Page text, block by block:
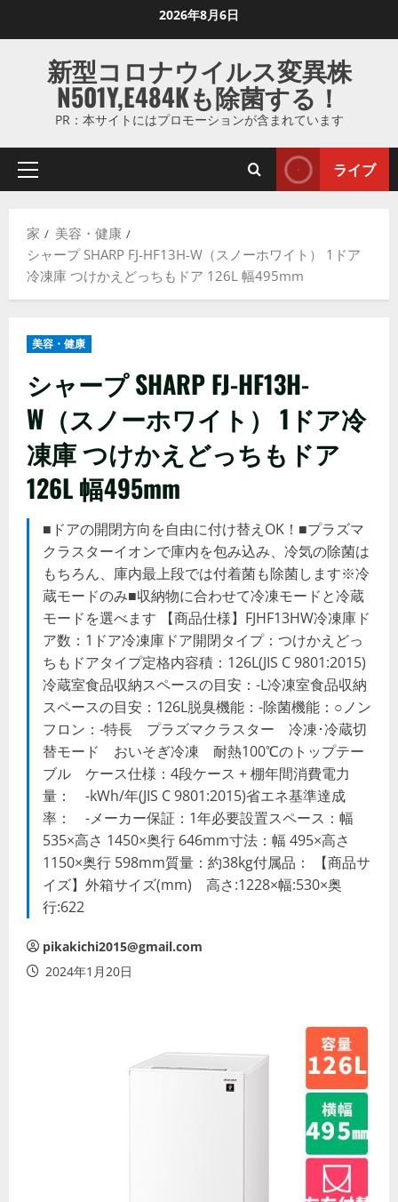
ス
ッ
2026年8月6日
新型コロナウイルス変異株
N501Y,E484Kも除菌する！
PR：本サイトにはプロモーションが含まれています
プ
マ
リ
メ
ー
ライブ
家
美容・健康
シャープ SHARP FJ-HF13H-W（スノーホワイト） 1ドア
冷凍庫 つけかえどっちもドア 126L 幅495mm
美容・健康
シャープ SHARP FJ-HF13H-
W（スノーホワイト） 1ドア冷
凍庫 つけかえどっちもドア
126L 幅495mm
■ドアの開閉方向を自由に付け替えOK！■プラズマ
クラスターイオンで庫内を包み込み、冷気の除菌は
もちろん、庫内最上段では付着菌も除菌します※冷
蔵モードのみ■収納物に合わせて冷凍モードと冷蔵
モードを選べます 【商品仕様】FJHF13HW冷凍庫ド
ア数：1ドア冷凍庫ドア開閉タイプ：つけかえどっ
ちもドアタイプ定格内容積：126L(JIS C 9801:2015)
冷蔵室食品収納スペースの目安：-L冷凍室食品収納
スペースの目安：126L脱臭機能：-除菌機能：○ノン
フロン：-特長 プラズマクラスター 冷凍･冷蔵切
替モード おいそぎ冷凍 耐熱100℃のトップテー
ブル ケース仕様：4段ケース + 棚年間消費電力
量： -kWh/年(JIS C 9801:2015)省エネ基準達成
率： -メーカー保証：1年必要設置スペース：幅
535×高さ 1450×奥行 646mm寸法：幅 495×高さ
1150×奥行 598mm質量：約38kg付属品： 【商品サ
イズ】外箱サイズ(mm) 高さ:1228×幅:530×奥
行:622
pikakichi2015@gmail.com
2024年1月20日